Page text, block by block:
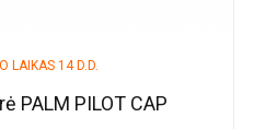
LAIKAS 14 D.D.
PALM PILOT CAP